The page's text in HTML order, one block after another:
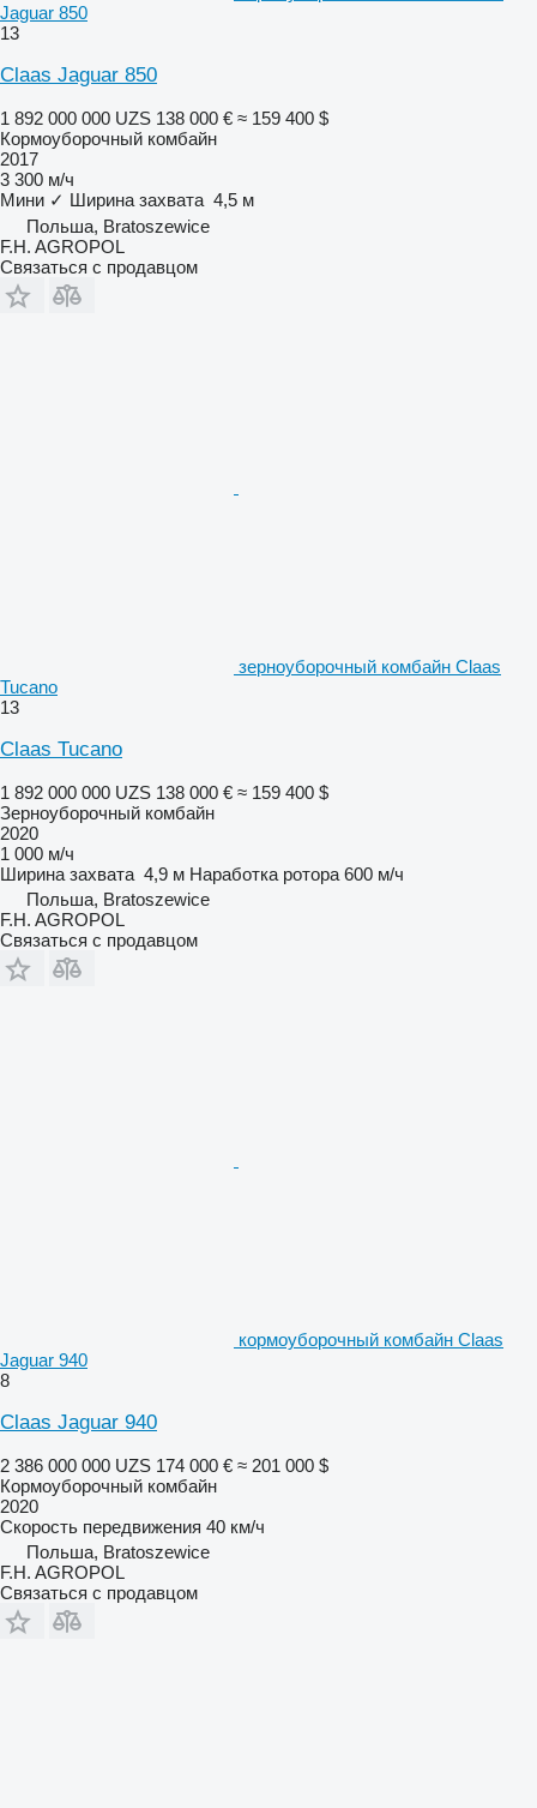
Jaguar 850
13
Claas Jaguar 850
1 892 000 000 UZS 138 000 € ≈ 159 400 $
Кормоуборочный комбайн
2017
3 300 м/ч
Мини ✓ Ширина захвата 4,5 м
Польша, Bratoszewice
F.H. AGROPOL
Связаться с продавцом
зерноуборочный комбайн Claas
Tucano
13
Claas Tucano
1 892 000 000 UZS 138 000 € ≈ 159 400 $
Зерноуборочный комбайн
2020
1 000 м/ч
Ширина захвата 4,9 м Наработка ротора 600 м/ч
Польша, Bratoszewice
F.H. AGROPOL
Связаться с продавцом
кормоуборочный комбайн Claas
Jaguar 940
8
Claas Jaguar 940
2 386 000 000 UZS 174 000 € ≈ 201 000 $
Кормоуборочный комбайн
2020
Скорость передвижения 40 км/ч
Польша, Bratoszewice
F.H. AGROPOL
Связаться с продавцом